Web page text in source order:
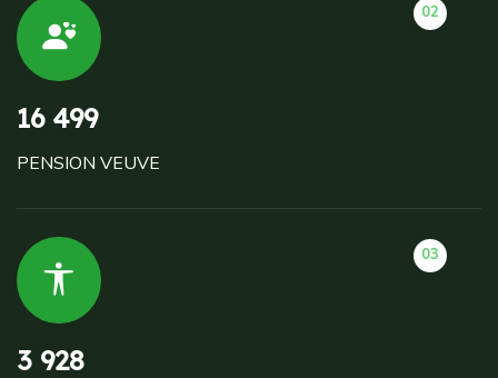
02
16 499
PENSION VEUVE
03
3 928